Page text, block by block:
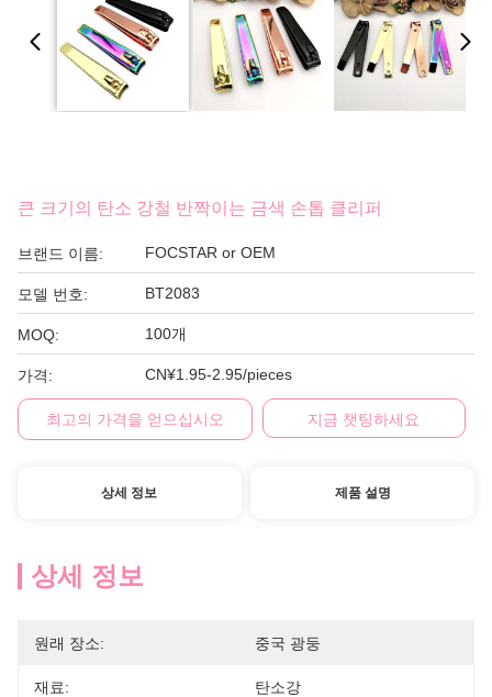
큰 크기의 탄소 강철 반짝이는 금색 손톱 클리퍼
브랜드 이름: FOCSTAR or OEM
모델 번호: BT2083
MOQ: 100개
가격: CN¥1.95-2.95/pieces
최고의 가격을 얻으십시오 지금 챗팅하세요
상세 정보 제품 설명
상세 정보
원래 장소: 중국 광둥
재료: 탄소강